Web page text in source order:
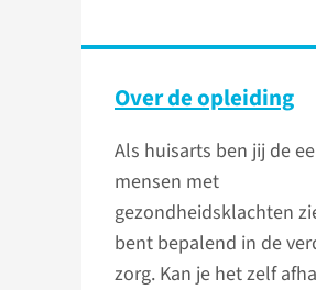
Over de opleiding
Als huisarts ben jij de
mensen met
gezondheidsklachten
bent bepalend in de
zorg. Kan je het zelf